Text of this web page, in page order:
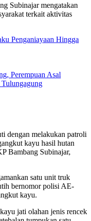
Subinajar mengatakan
terkait aktivitas
Penganiayaan Hingga
Perempuan Asal
dengan melakukan patroli
kayu hasil hutan
Bambang Subinajar,
satu unit truk
bernomor polisi AE-
kayu.
jati olahan jenis rencek